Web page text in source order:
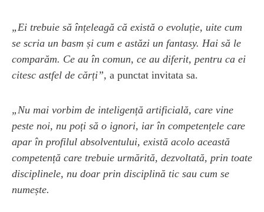
„Ei trebuie să înțeleagă că există o evoluție, uite cum
se scria un basm și cum e astăzi un fantasy. Hai să le
comparăm. Ce au în comun, ce au diferit, pentru ca ei
citesc astfel de cărți”, a punctat invitata sa.
„Nu mai vorbim de inteligență artificială, care vine
peste noi, nu poți să o ignori, iar în competențele care
apar în profilul absolventului, există acolo această
competență care trebuie urmărită, dezvoltată, prin toate
disciplinele, nu doar prin disciplină tic sau cum se
numește.